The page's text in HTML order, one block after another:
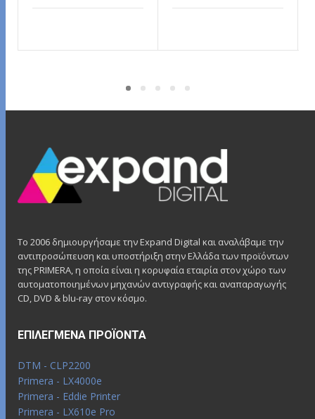
Το 2006 δημιουργήσαμε την Expand Digital και αναλάβαμε την
αντιπροσώπευση και υποστήριξη στην Ελλάδα των προϊόντων
της PRIMERA, η οποία είναι η κορυφαία εταιρία στον χώρο των
αυτοματοποιημένων μηχανών αντιγραφής και αναπαραγωγής
CD, DVD & blu-ray στον κόσμο.
ΕΠΙΛΕΓΜΈΝΑ ΠΡΟΪΌΝΤΑ
DTM - CLP2200
Primera - LX4000e
Primera - Eddie Printer
Primera - LX610e Pro